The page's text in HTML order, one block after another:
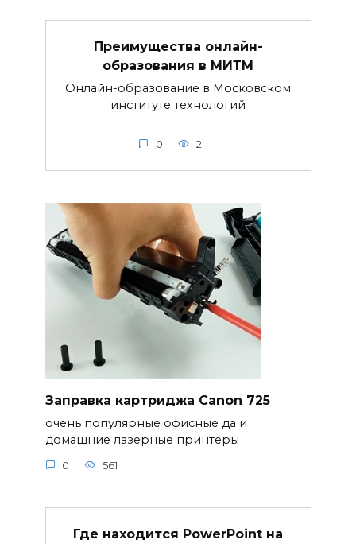
Преимущества онлайн-
образования в МИТМ
Онлайн-образование в Московском
институте технологий
0 2
Заправка картриджа Canon 725
очень популярные офисные да и
домашние лазерные принтеры
0 561
Где находится PowerPoint на